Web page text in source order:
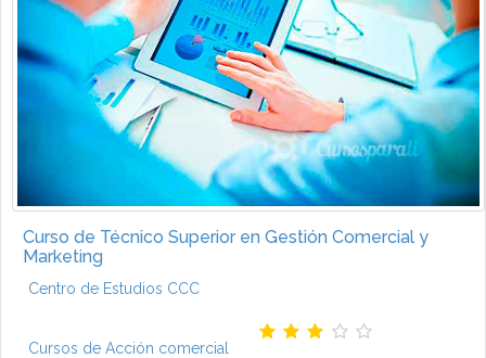
Curso de Técnico Superior en Gestión Comercial y
Marketing
Centro de Estudios CCC
Cursos de Acción comercial